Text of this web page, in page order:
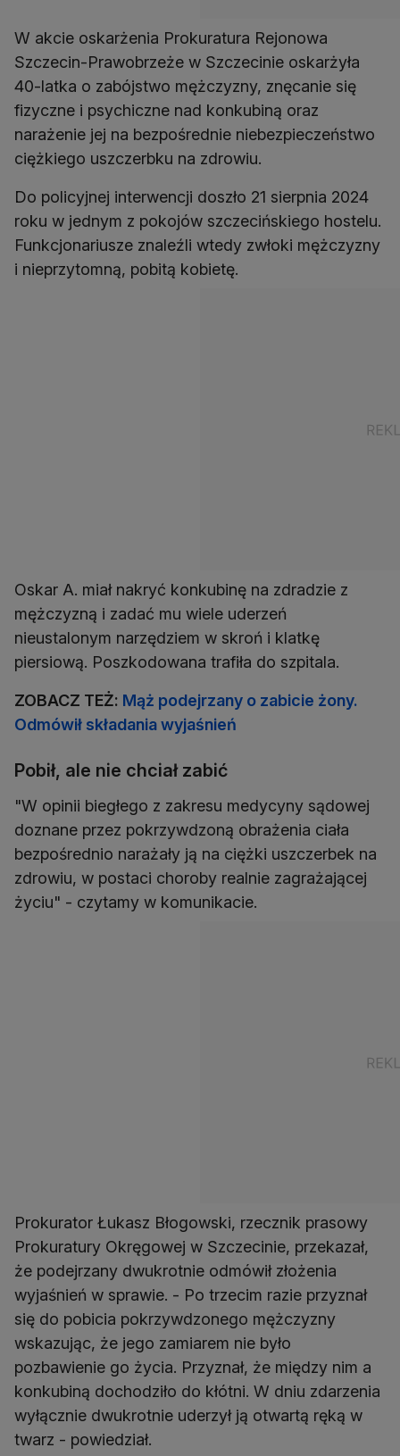
W akcie oskarżenia Prokuratura Rejonowa
Szczecin-Prawobrzeże w Szczecinie oskarżyła
40-latka o zabójstwo mężczyzny, znęcanie się
fizyczne i psychiczne nad konkubiną oraz
narażenie jej na bezpośrednie niebezpieczeństwo
ciężkiego uszczerbku na zdrowiu.
Do policyjnej interwencji doszło 21 sierpnia 2024
roku w jednym z pokojów szczecińskiego hostelu.
Funkcjonariusze znaleźli wtedy zwłoki mężczyzny
i nieprzytomną, pobitą kobietę.
Oskar A. miał nakryć konkubinę na zdradzie z
mężczyzną i zadać mu wiele uderzeń
nieustalonym narzędziem w skroń i klatkę
piersiową. Poszkodowana trafiła do szpitala.
ZOBACZ TEŻ: Mąż podejrzany o zabicie żony.
Odmówił składania wyjaśnień
Pobił, ale nie chciał zabić
"W opinii biegłego z zakresu medycyny sądowej
doznane przez pokrzywdzoną obrażenia ciała
bezpośrednio narażały ją na ciężki uszczerbek na
zdrowiu, w postaci choroby realnie zagrażającej
życiu" - czytamy w komunikacie.
Prokurator Łukasz Błogowski, rzecznik prasowy
Prokuratury Okręgowej w Szczecinie, przekazał,
że podejrzany dwukrotnie odmówił złożenia
wyjaśnień w sprawie. - Po trzecim razie przyznał
się do pobicia pokrzywdzonego mężczyzny
wskazując, że jego zamiarem nie było
pozbawienie go życia. Przyznał, że między nim a
konkubiną dochodziło do kłótni. W dniu zdarzenia
wyłącznie dwukrotnie uderzył ją otwartą ręką w
twarz - powiedział.